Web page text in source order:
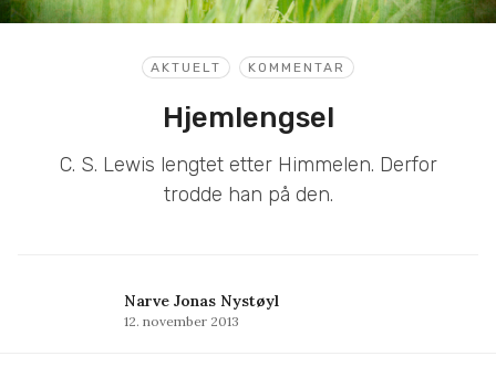
AKTUELT KOMMENTAR
Hjemlengsel
C. S. Lewis lengtet etter Himmelen. Derfor
trodde han på den.
Narve Jonas Nystøyl
12. november 2013